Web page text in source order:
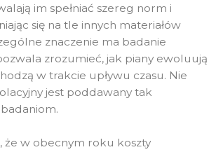
im spełniać szereg norm i
się na tle innych materiałów
znaczenie ma badanie
zrozumieć, jak piany ewoluują
w trakcie upływu czasu. Nie
jest poddawany tak
że w obecnym roku koszty